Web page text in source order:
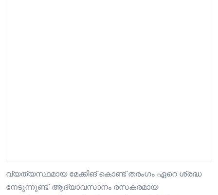
വ്യത്യസ്ഥമായ മേക്കിങ് കൊണ്ട് തരംഗം ഏറെ ശ്രദ്ധ
നേടുന്നുണ്ട്. ആദ്യാവസാനം രസകരമായ